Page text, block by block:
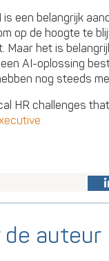
is een belangrijk
op de hoogte te
Maar het is
AI-oplossing
nog steeds
HR challenges
de auteur